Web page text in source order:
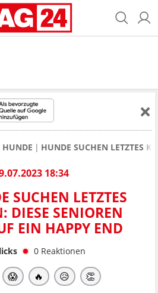
HUNDE HUNDE SUCHEN LETZTES
18:34
SUCHEN LETZTES
DIESE SENIOREN
EIN HAPPY END
0 Reaktionen
😱 🔥 😥 👏